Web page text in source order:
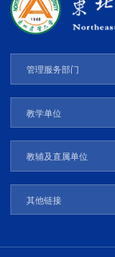
管理服务部门
教学单位
教辅及直属单位
其他链接